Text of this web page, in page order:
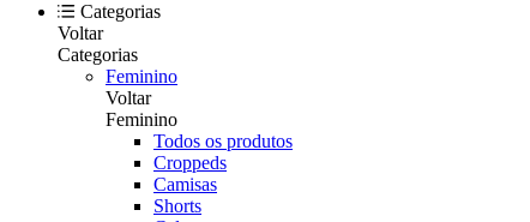
Categorias
Voltar
Categorias
Feminino
Voltar
Feminino
Todos os produtos
Croppeds
Camisas
Shorts